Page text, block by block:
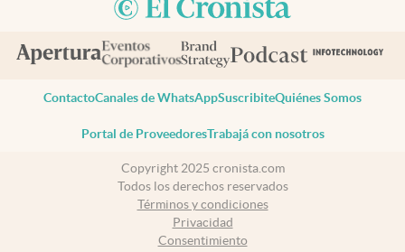
ContactoCanales de WhatsAppSuscribiteQuiénes Somos
Portal de ProveedoresTrabajá con nosotros
Copyright 2025 cronista.com
Todos los derechos reservados
Términos y condiciones
Privacidad
Consentimiento